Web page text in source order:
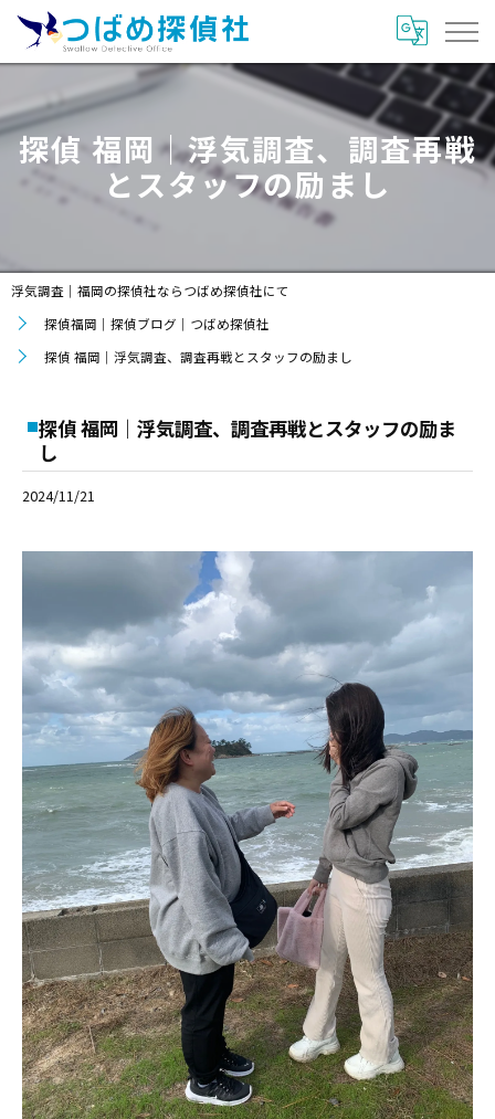
探偵 福岡｜浮気調査、調査再戦
とスタッフの励まし
浮気調査｜福岡の探偵社ならつばめ探偵社にて
探偵福岡｜探偵ブログ｜つばめ探偵社
探偵 福岡｜浮気調査、調査再戦とスタッフの励まし
探偵 福岡｜浮気調査、調査再戦とスタッフの励ま
し
2024/11/21